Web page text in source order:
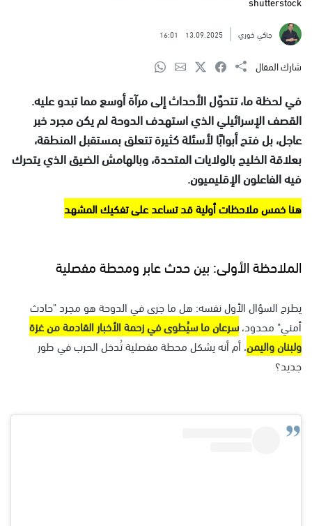
جاكي خوري 13.09.2025
16:01
شارك المقال
في لحظة ما، تتحوّل الأحداث إلى مرآة أوسع مما تبدو عليه.
القصف الإسرائيلي الذي استهدف الدوحة لم يكن مجرد خبر
عاجل، بل فتح أبوابًا لأسئلة كثيرة تتعلق بمستقبل المنطقة،
بعلاقة الخليج بالولايات المتحدة، وبالهامش الضيق الذي يتحرك
فيه الفاعلون الإقليميون.
هنا خمس ملاحظات أولية قد تساعد على تفكيك المشهد
الملاحظة الأولى: بين حدث عابر ومحطة مفصلية
يطرح السؤال الأول نفسه: هل ما جرى في الدوحة هو مجرد "حادث
أمني" محدود،سرعان ما سيُطوى في زحمة الأخبار القادمة من غزة
ولبنان واليمن، أم أنه يشكل محطة مفصلية تُدخل الحرب في طور
جديد؟